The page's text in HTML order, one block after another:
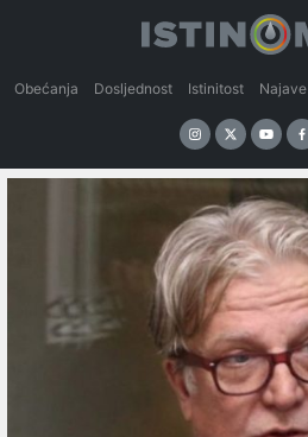
Obećanja Dosljednost Istinitost Najave